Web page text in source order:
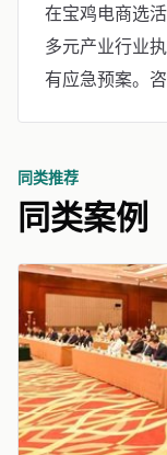
在宝鸡电商选
多元产业行业
有应急预案。
同类推荐
同类案例